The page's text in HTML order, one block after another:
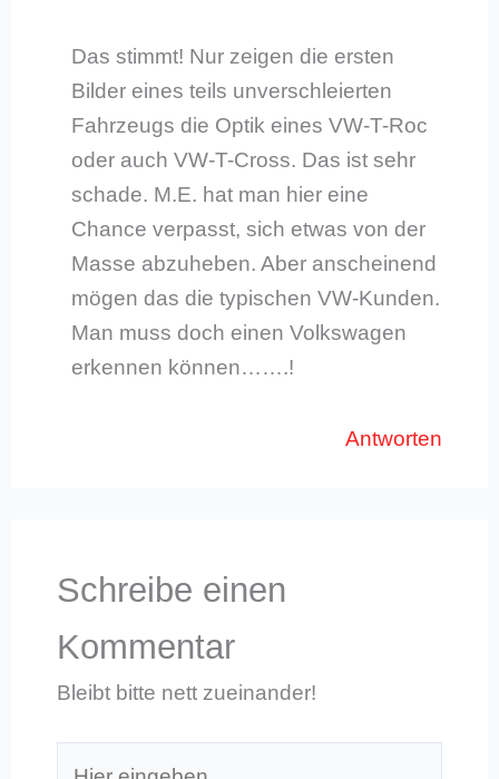
Das stimmt! Nur zeigen die ersten
Bilder eines teils unverschleierten
Fahrzeugs die Optik eines VW-T-Roc
oder auch VW-T-Cross. Das ist sehr
schade. M.E. hat man hier eine
Chance verpasst, sich etwas von der
Masse abzuheben. Aber anscheinend
mögen das die typischen VW-Kunden.
Man muss doch einen Volkswagen
erkennen können…….!
Antworten
Schreibe einen
Kommentar
Bleibt bitte nett zueinander!